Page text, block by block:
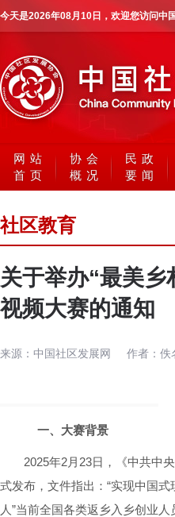
今天是2026年08月10日 ，欢迎您访问中
网站
首页
协会
概况
民政
要闻
社区教育
关于举办“最美
视频大赛的通知
来源： 中国社区发展网 作者： 佚
一、大赛背景
2025年2月23日，《中共中
式发布，文件指出：“实现中国
人”当前全国各类返乡入乡创业